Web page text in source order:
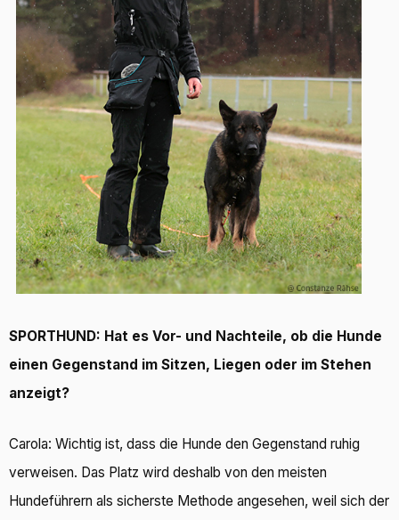
SPORTHUND: Hat es Vor- und Nachteile, ob die Hunde
einen Gegenstand im Sitzen, Liegen oder im Stehen
anzeigt?
Carola: Wichtig ist, dass die Hunde den Gegenstand ruhig
verweisen. Das Platz wird deshalb von den meisten
Hundeführern als sicherste Methode angesehen, weil sich der